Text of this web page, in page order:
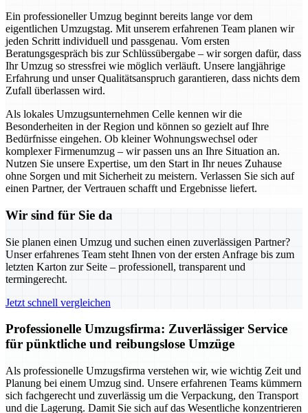
Ein professioneller Umzug beginnt bereits lange vor dem
eigentlichen Umzugstag. Mit unserem erfahrenen Team planen wir
jeden Schritt individuell und passgenau. Vom ersten
Beratungsgespräch bis zur Schlüssübergabe – wir sorgen dafür, dass
Ihr Umzug so stressfrei wie möglich verläuft. Unsere langjährige
Erfahrung und unser Qualitätsanspruch garantieren, dass nichts dem
Zufall überlassen wird.
Als lokales Umzugsunternehmen Celle kennen wir die
Besonderheiten in der Region und können so gezielt auf Ihre
Bedürfnisse eingehen. Ob kleiner Wohnungswechsel oder
komplexer Firmenumzug – wir passen uns an Ihre Situation an.
Nutzen Sie unsere Expertise, um den Start in Ihr neues Zuhause
ohne Sorgen und mit Sicherheit zu meistern. Verlassen Sie sich auf
einen Partner, der Vertrauen schafft und Ergebnisse liefert.
Wir sind für Sie da
Sie planen einen Umzug und suchen einen zuverlässigen Partner?
Unser erfahrenes Team steht Ihnen von der ersten Anfrage bis zum
letzten Karton zur Seite – professionell, transparent und
termingerecht.
Jetzt schnell vergleichen
Professionelle Umzugsfirma: Zuverlässiger Service
für pünktliche und reibungslose Umzüge
Als professionelle Umzugsfirma verstehen wir, wie wichtig Zeit und
Planung bei einem Umzug sind. Unsere erfahrenen Teams kümmern
sich fachgerecht und zuverlässig um die Verpackung, den Transport
und die Lagerung. Damit Sie sich auf das Wesentliche konzentrieren